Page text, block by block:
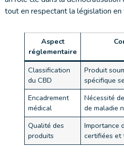
tout en respectant la législation en
Aspect
réglementaire
Classification
du CBD
Produit
spécifique
Encadrement
médical
Nécessité
de maladie
Qualité des
produits
Importance
certifiées et